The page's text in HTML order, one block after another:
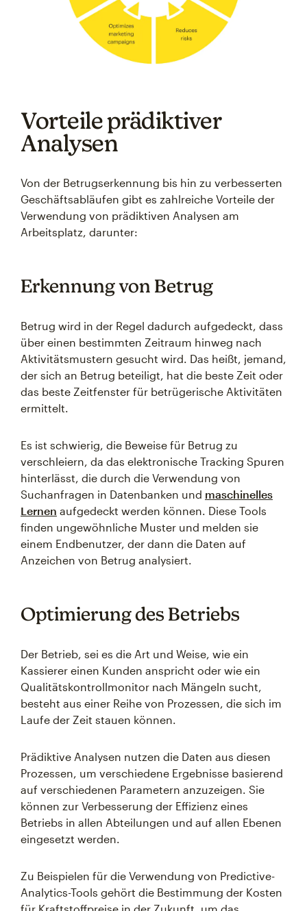
Vorteile prädiktiver
Analysen
Von der Betrugserkennung bis hin zu verbesserten
Geschäftsabläufen gibt es zahlreiche Vorteile der
Verwendung von prädiktiven Analysen am
Arbeitsplatz, darunter:
Erkennung von Betrug
Betrug wird in der Regel dadurch aufgedeckt, dass
über einen bestimmten Zeitraum hinweg nach
Aktivitätsmustern gesucht wird. Das heißt, jemand,
der sich an Betrug beteiligt, hat die beste Zeit oder
das beste Zeitfenster für betrügerische Aktivitäten
ermittelt.
Es ist schwierig, die Beweise für Betrug zu
verschleiern, da das elektronische Tracking Spuren
hinterlässt, die durch die Verwendung von
Suchanfragen in Datenbanken und maschinelles
Lernen aufgedeckt werden können. Diese Tools
finden ungewöhnliche Muster und melden sie
einem Endbenutzer, der dann die Daten auf
Anzeichen von Betrug analysiert.
Optimierung des Betriebs
Der Betrieb, sei es die Art und Weise, wie ein
Kassierer einen Kunden anspricht oder wie ein
Qualitätskontrollmonitor nach Mängeln sucht,
besteht aus einer Reihe von Prozessen, die sich im
Laufe der Zeit stauen können.
Prädiktive Analysen nutzen die Daten aus diesen
Prozessen, um verschiedene Ergebnisse basierend
auf verschiedenen Parametern anzuzeigen. Sie
können zur Verbesserung der Effizienz eines
Betriebs in allen Abteilungen und auf allen Ebenen
eingesetzt werden.
Zu Beispielen für die Verwendung von Predictive-
Analytics-Tools gehört die Bestimmung der Kosten